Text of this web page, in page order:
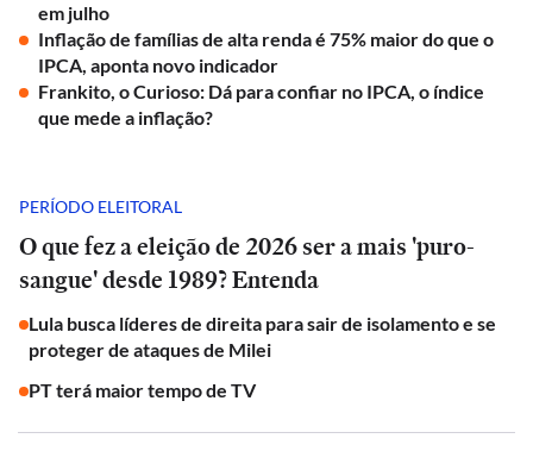
em julho
Inflação de famílias de alta renda é 75% maior do que o
IPCA, aponta novo indicador
Frankito, o Curioso: Dá para confiar no IPCA, o índice
que mede a inflação?
PERÍODO ELEITORAL
O que fez a eleição de 2026 ser a mais 'puro-
sangue' desde 1989? Entenda
Lula busca líderes de direita para sair de isolamento e se
proteger de ataques de Milei
PT terá maior tempo de TV